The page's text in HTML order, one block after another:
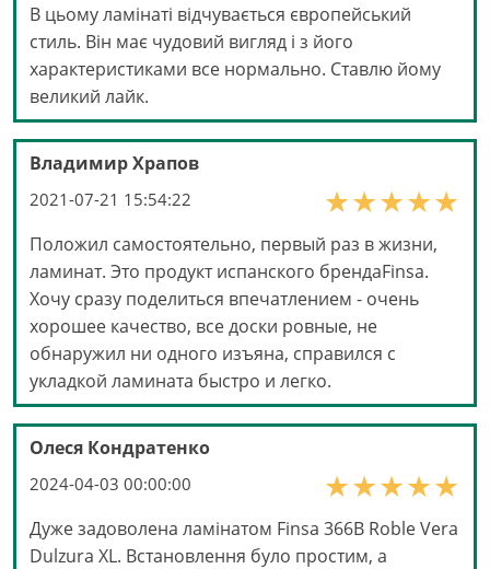
В цьому ламінаті відчувається європейський
стиль. Він має чудовий вигляд і з його
характеристиками все нормально. Ставлю йому
великий лайк.
Владимир Храпов
2021-07-21 15:54:22
Положил самостоятельно, первый раз в жизни,
ламинат. Это продукт испанского брендаFinsa.
Хочу сразу поделиться впечатлением - очень
хорошее качество, все доски ровные, не
обнаружил ни одного изъяна, справился с
укладкой ламината быстро и легко.
Олеся Кондратенко
2024-04-03 00:00:00
Дуже задоволена ламінатом Finsa 366B Roble Vera
Dulzura XL. Встановлення було простим, а